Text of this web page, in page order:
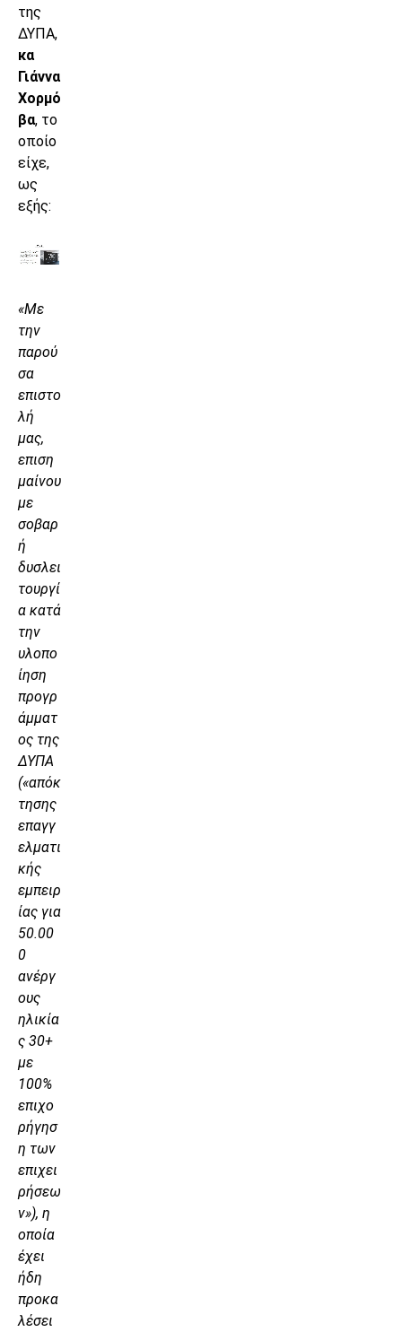
της
ΔΥΠΑ,
κα
Γιάννα
Χορμό
βα, το
οποίο
είχε,
ως
εξής:
«Με
την
παρού
σα
επιστο
λή
μας,
επιση
μαίνου
με
σοβαρ
ή
δυσλει
τουργί
α κατά
την
υλοπο
ίηση
προγρ
άμματ
ος της
ΔΥΠΑ
(«απόκ
τησης
επαγγ
ελματι
κής
εμπειρ
ίας για
50.00
0
ανέργ
ους
ηλικία
ς 30+
με
100%
επιχο
ρήγησ
η των
επιχει
ρήσεω
ν»), η
οποία
έχει
ήδη
προκα
λέσει